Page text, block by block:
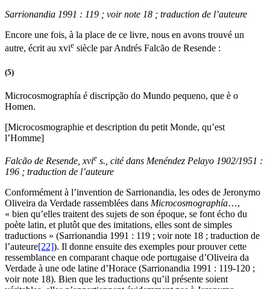
Sarrionandia 1991 : 119 ; voir note 18 ; traduction de l’auteure
Encore une fois, à la place de ce livre, nous en avons trouvé un
autre, écrit au xvie siècle par Andrés Falcão de Resende :
(5)
Microcosmographía é discripção do Mundo pequeno, que è o
Homen.
[Microcosmographie et description du petit Monde, qu’est
l’Homme]
Falcão de Resende, xvie s., cité dans Menéndez Pelayo 1902/1951 :
196 ; traduction de l’auteure
Conformément à l’invention de Sarrionandia, les odes de Jeronymo
Oliveira da Verdade rassemblées dans Microcosmographía…,
« bien qu’elles traitent des sujets de son époque, se font écho du
poète latin, et plutôt que des imitations, elles sont de simples
traductions » (Sarrionandia 1991 : 119 ; voir note 18 ; traduction de
l’auteure[22]). Il donne ensuite des exemples pour prouver cette
ressemblance en comparant chaque ode portugaise d’Oliveira da
Verdade à une ode latine d’Horace (Sarrionandia 1991 : 119-120 ;
voir note 18). Bien que les traductions qu’il présente soient